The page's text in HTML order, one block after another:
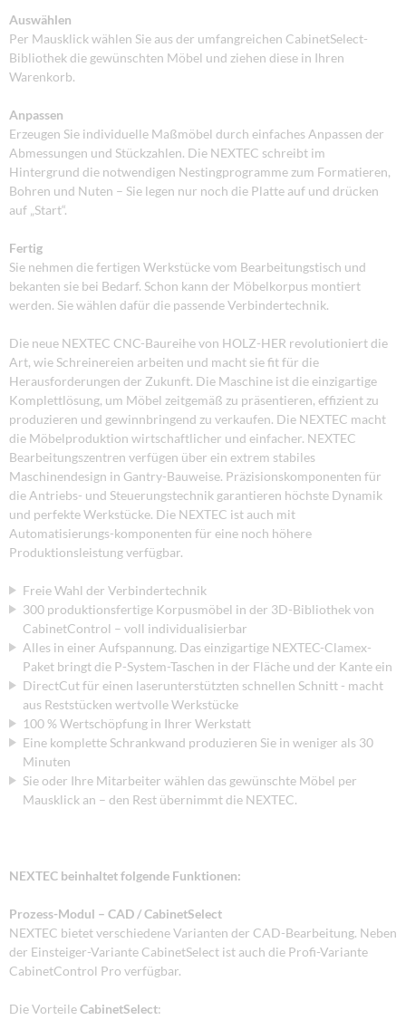
Auswählen
Per Mausklick wählen Sie aus der umfangreichen CabinetSelect-
Bibliothek die gewünschten Möbel und ziehen diese in Ihren
Warenkorb.
Anpassen
Erzeugen Sie individuelle Maßmöbel durch einfaches Anpassen der
Abmessungen und Stückzahlen. Die NEXTEC schreibt im
Hintergrund die notwendigen Nestingprogramme zum Formatieren,
Bohren und Nuten – Sie legen nur noch die Platte auf und drücken
auf „Start“.
Fertig
Sie nehmen die fertigen Werkstücke vom Bearbeitungstisch und
bekanten sie bei Bedarf. Schon kann der Möbelkorpus montiert
werden. Sie wählen dafür die passende Verbindertechnik.
Die neue NEXTEC CNC-Baureihe von HOLZ-HER revolutioniert die
Art, wie Schreinereien arbeiten und macht sie fit für die
Herausforderungen der Zukunft. Die Maschine ist die einzigartige
Komplettlösung, um Möbel zeitgemäß zu präsentieren, effizient zu
produzieren und gewinnbringend zu verkaufen. Die NEXTEC macht
die Möbelproduktion wirtschaftlicher und einfacher. NEXTEC
Bearbeitungszentren verfügen über ein extrem stabiles
Maschinendesign in Gantry-Bauweise. Präzisionskomponenten für
die Antriebs- und Steuerungstechnik garantieren höchste Dynamik
und perfekte Werkstücke. Die NEXTEC ist auch mit
Automatisierungs-komponenten für eine noch höhere
Produktionsleistung verfügbar.
Freie Wahl der Verbindertechnik
300 produktionsfertige Korpusmöbel in der 3D-Bibliothek von
CabinetControl – voll individualisierbar
Alles in einer Aufspannung. Das einzigartige NEXTEC-Clamex-
Paket bringt die P-System-Taschen in der Fläche und der Kante ein
DirectCut für einen laserunterstützten schnellen Schnitt - macht
aus Reststücken wertvolle Werkstücke
100 % Wertschöpfung in Ihrer Werkstatt
Eine komplette Schrankwand produzieren Sie in weniger als 30
Minuten
Sie oder Ihre Mitarbeiter wählen das gewünschte Möbel per
Mausklick an – den Rest übernimmt die NEXTEC.
NEXTEC beinhaltet folgende Funktionen:
Prozess-Modul – CAD / CabinetSelect
NEXTEC bietet verschiedene Varianten der CAD-Bearbeitung. Neben
der Einsteiger-Variante CabinetSelect ist auch die Profi-Variante
CabinetControl Pro verfügbar.
Die VorteileCabinetSelect: